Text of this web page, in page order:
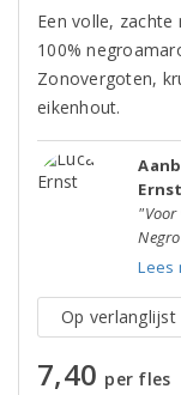
Een volle,
100%
Zonovergoten,
eikenhout.
Ernst
"Voor
Lees
Op verlanglijst
7,40 per fles